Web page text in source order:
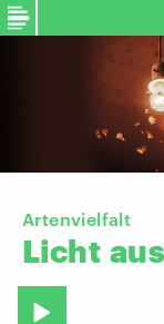
Artenvielfalt
Licht aus